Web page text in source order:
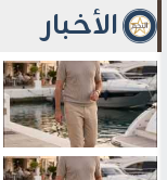
الأخبار